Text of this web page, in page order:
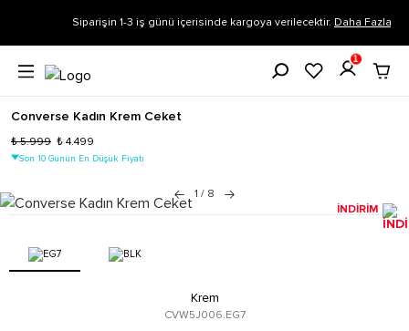
Siparişin 1-3 iş günü içerisinde kargoya verilecektir.Daha Fazla Bilgi
1
Converse Kadın Krem Ceket
₺ 5.999 ₺ 4.499
Son 10 Günün En Düşük Fiyatı
1 / 8
İNDİRİM
Krem
CVW5J006.EG7